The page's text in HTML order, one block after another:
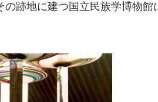
跡地に建つ国立民族学博物館